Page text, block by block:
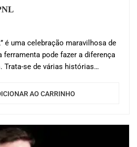
é uma celebração maravilhosa de
pode fazer a diferença
Trata-se de várias histórias
AO CARRINHO